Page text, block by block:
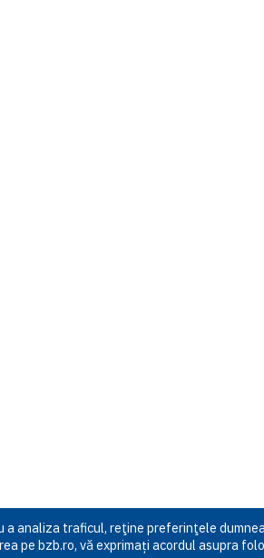
a analiza traficul, reţine preferinţele
pe bzb.ro, vă exprimați acordul asupra